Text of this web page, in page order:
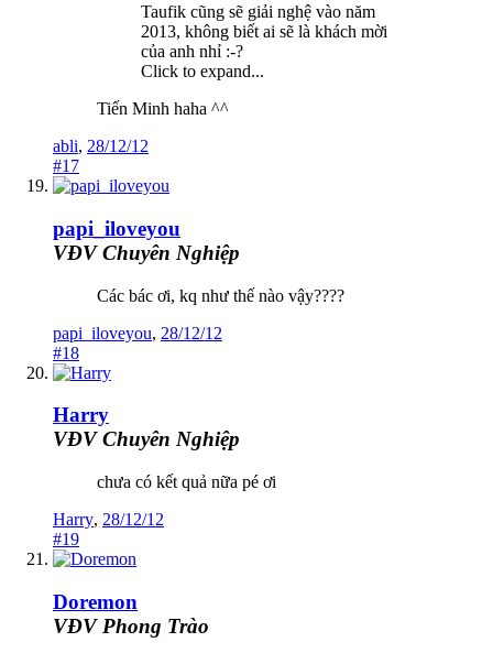
Taufik cũng sẽ giải nghệ vào năm
2013, không biết ai sẽ là khách mời
của anh nhỉ :-?
Click to expand...
Tiến Minh haha ^^
abli, 28/12/12
#17
papi_iloveyou
VĐV Chuyên Nghiệp
Các bác ơi, kq như thế nào vậy????
papi_iloveyou, 28/12/12
#18
Harry
VĐV Chuyên Nghiệp
chưa có kết quả nữa pé ơi
Harry, 28/12/12
#19
Doremon
VĐV Phong Trào